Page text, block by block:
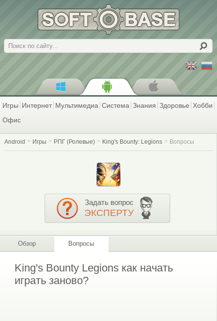
Поиск
Игры Интернет Мультимедиа Система Знания Здоровье Хобби
Офис
Android Игры РПГ (Ролевые) King's Bounty: Legions Вопросы
Задать вопрос
ЭКСПЕРТУ
Обзор Вопросы
King's Bounty Legions как начать
играть заново?